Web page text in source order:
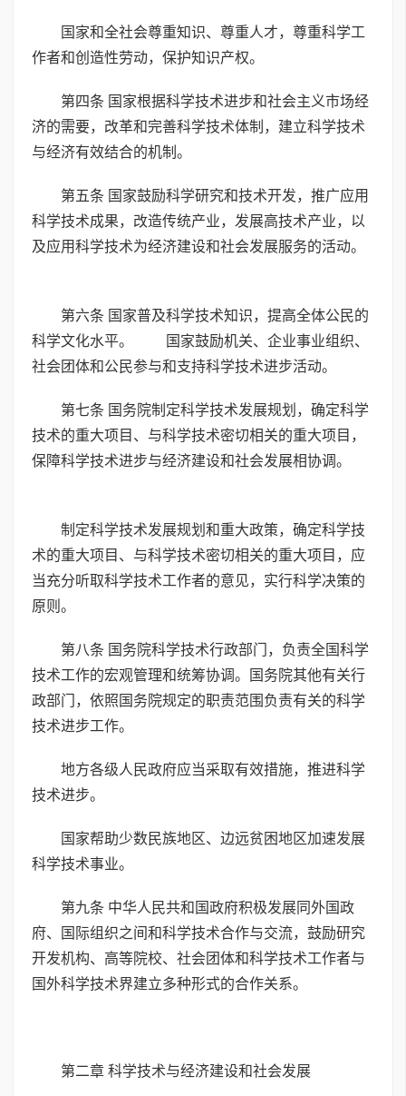
国家和全社会尊重知识、尊重人才，尊重科学工
作者和创造性劳动，保护知识产权。
第四条 国家根据科学技术进步和社会主义市场经
济的需要，改革和完善科学技术体制，建立科学技术
与经济有效结合的机制。
第五条 国家鼓励科学研究和技术开发，推广应用
科学技术成果，改造传统产业，发展高技术产业，以
及应用科学技术为经济建设和社会发展服务的活动。
第六条 国家普及科学技术知识，提高全体公民的
科学文化水平。 国家鼓励机关、企业事业组织、
社会团体和公民参与和支持科学技术进步活动。
第七条 国务院制定科学技术发展规划，确定科学
技术的重大项目、与科学技术密切相关的重大项目，
保障科学技术进步与经济建设和社会发展相协调。
制定科学技术发展规划和重大政策，确定科学技
术的重大项目、与科学技术密切相关的重大项目，应
当充分听取科学技术工作者的意见，实行科学决策的
原则。
第八条 国务院科学技术行政部门，负责全国科学
技术工作的宏观管理和统筹协调。国务院其他有关行
政部门，依照国务院规定的职责范围负责有关的科学
技术进步工作。
地方各级人民政府应当采取有效措施，推进科学
技术进步。
国家帮助少数民族地区、边远贫困地区加速发展
科学技术事业。
第九条 中华人民共和国政府积极发展同外国政
府、国际组织之间和科学技术合作与交流，鼓励研究
开发机构、高等院校、社会团体和科学技术工作者与
国外科学技术界建立多种形式的合作关系。
第二章 科学技术与经济建设和社会发展